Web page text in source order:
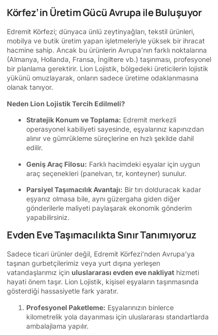
Körfez’in Üretim Gücü Avrupa ile Buluşuyor
Edremit Körfezi; dünyaca ünlü zeytinyağları, tekstil ürünleri,
mobilya ve butik üretim yapan işletmeleriyle yüksek bir ihracat
hacmine sahip. Ancak bu ürünlerin Avrupa’nın farklı noktalarına
(Almanya, Hollanda, Fransa, İngiltere vb.) taşınması, profesyonel
bir planlama gerektirir. Lion Lojistik, bölgedeki üreticilerin lojistik
yükünü omuzlayarak, onların sadece üretime odaklanmasına
olanak tanıyor.
Neden Lion Lojistik Tercih Edilmeli?
Stratejik Konum ve Toplama: Edremit merkezli
operasyonel kabiliyeti sayesinde, eşyalarınız kapınızdan
alınır ve gümrükleme süreçlerine en hızlı şekilde dahil
edilir.
Geniş Araç Filosu: Farklı hacimdeki eşyalar için uygun
araç seçenekleri (panelvan, tır, konteyner) sunulur.
Parsiyel Taşımacılık Avantajı: Bir tırı dolduracak kadar
eşyanız olmasa bile, aynı güzergaha giden diğer
gönderilerle maliyeti paylaşarak ekonomik gönderim
yapabilirsiniz.
Evden Eve Taşımacılıkta Sınır Tanımıyoruz
Sadece ticari ürünler değil, Edremit Körfezi’nden Avrupa’ya
taşınan gurbetçilerimiz veya yurt dışına yerleşen
vatandaşlarımız için uluslararası evden eve nakliyat hizmeti
hayati önem taşır. Lion Lojistik, kişisel eşyaların taşınmasında
gösterdiği hassasiyetle fark yaratır.
Profesyonel Paketleme: Eşyalarınızın binlerce
kilometrelik yola dayanması için uluslararası standartlarda
ambalajlama yapılır.